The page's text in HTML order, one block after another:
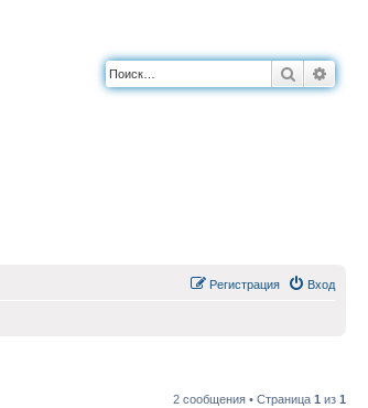
Поиск
Вход
Регистрация
2 сообщения • Страница 1 из 1